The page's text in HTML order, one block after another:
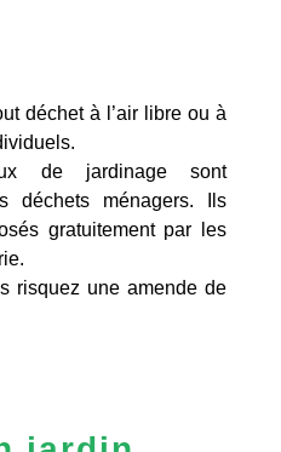
déchet à l’air libre ou à
de jardinage sont
déchets ménagers. Ils
gratuitement par les
risquez une amende de